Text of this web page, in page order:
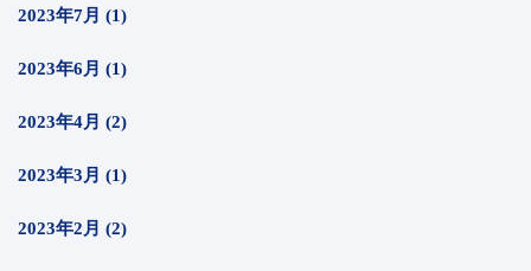
2023年7月 (1)
2023年6月 (1)
2023年4月 (2)
2023年3月 (1)
2023年2月 (2)